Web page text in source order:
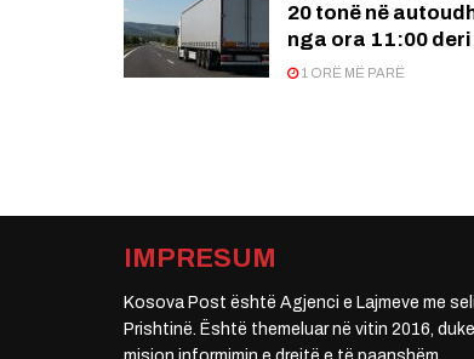
20 tonë në
nga ora 11:00 deri
1 ORË MË PARË
IMPRESUM
Kosova Post është Agjenci e Lajmeve me
Prishtinë. Është themeluar në vitin 2016,